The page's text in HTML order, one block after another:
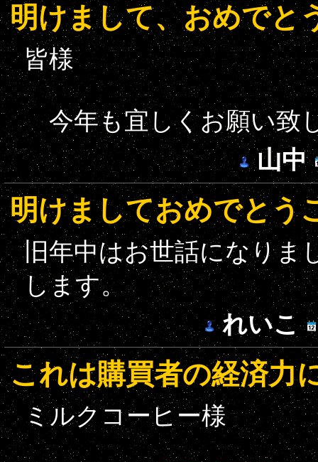
明けまして、おめでと
皆様
今年も宜しくお願い致
山中
明けましておめでとう
旧年中はお世話になりま
します。
れいこ
これは購買者の経済力
ミルクコーヒー様